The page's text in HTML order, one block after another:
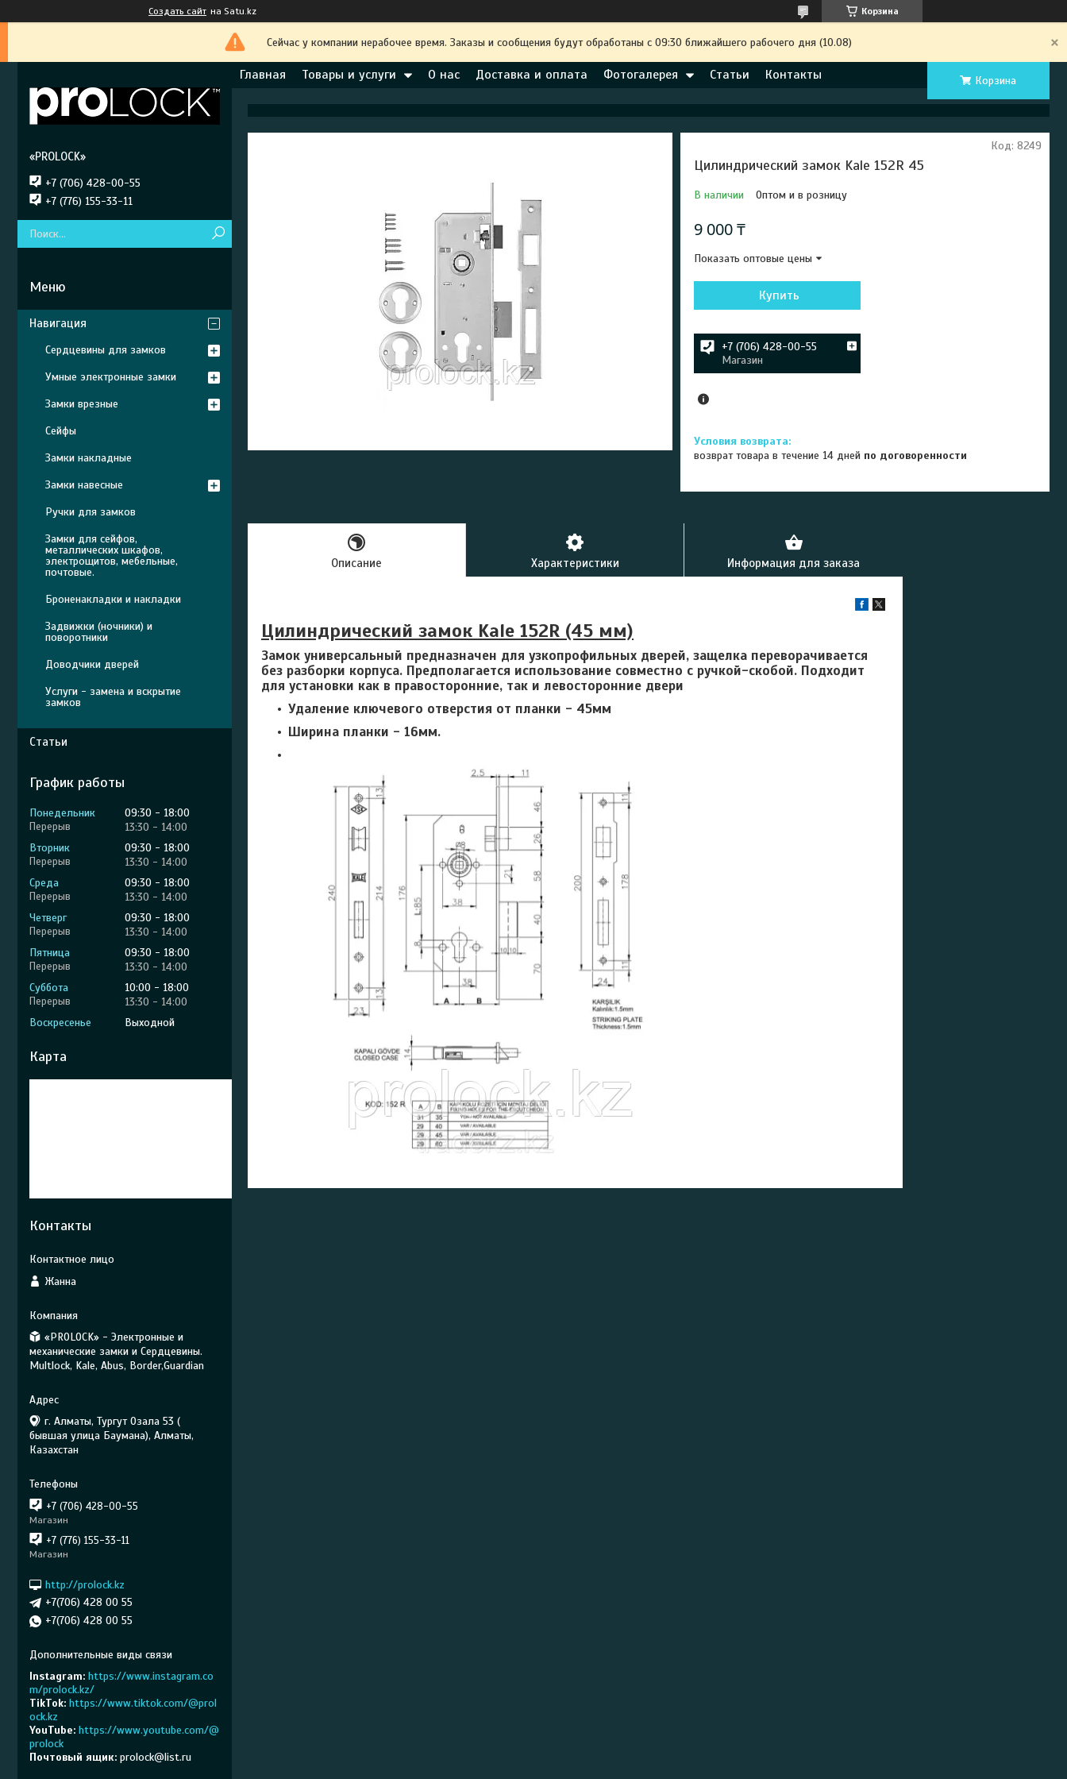
Создать сайт на Satu.kz Корзина
Сейчас у компании нерабочее время. Заказы и сообщения будут обработаны с 09:30 ближайшего рабочего дня (10.08)
Главная Товары и услуги О нас Доставка и оплата Фотогалерея Статьи Контакты Корзина
Цилиндрический замок Kale 152R 45
В наличии Оптом и в розницу
Код: 8249
9 000 ₸
Показать оптовые цены
Купить
+7 (706) 428-00-55
Магазин
возврат товара в течение 14 дней по договоренности
Описание Характеристики Информация для заказа
Цилиндрический замок Kale 152R (45 мм)
Замок универсальный предназначен для узкопрофильных дверей, защелка переворачивается
без разборки корпуса. Предполагается использование совместно с ручкой-скобой. Подходит
для установки как в правосторонние, так и левосторонние двери
Удаление ключевого отверстия от планки - 45мм
Ширина планки - 16мм.
«PROLOCK»
+7 (706) 428-00-55
+7 (776) 155-33-11
Навигация
Сердцевины для замков
Умные электронные замки
Замки врезные
Сейфы
Замки накладные
Замки навесные
Ручки для замков
Замки для сейфов,
металлических шкафов,
электрощитов, мебельные,
почтовые.
Броненакладки и накладки
Задвижки (ночники) и
поворотники
Доводчики дверей
Услуги - замена и вскрытие
замков
Статьи
График работы
Понедельник 09:30
18:00
13:30
14:00
Вторник
09:30
18:00
13:30
14:00
Среда
09:30
18:00
13:30
14:00
Четверг
09:30
18:00
13:30
14:00
Пятница
09:30
18:00
13:30
14:00
Суббота
10:00
18:00
13:30
14:00
Воскресенье
Выходной
Карта
Контакты
Жанна
«PROLOCK» - Электронные и
механические замки и Сердцевины.
Multlock, Kale, Abus, Border,Guardian
г. Алматы, Тургут Озала 53 (
бывшая улица Баумана), Алматы,
Казахстан
+7 (706) 428-00-55
Магазин
+7 (776) 155-33-11
Магазин
http://prolock.kz
+7(706) 428 00 55
+7(706) 428 00 55
Instagram https://www.instagram.co
m/prolock.kz/
TikTok https://www.tiktok.com/@prol
ock.kz
YouTube https://www.youtube.com/@
prolock
Почтовый ящик prolock@list.ru